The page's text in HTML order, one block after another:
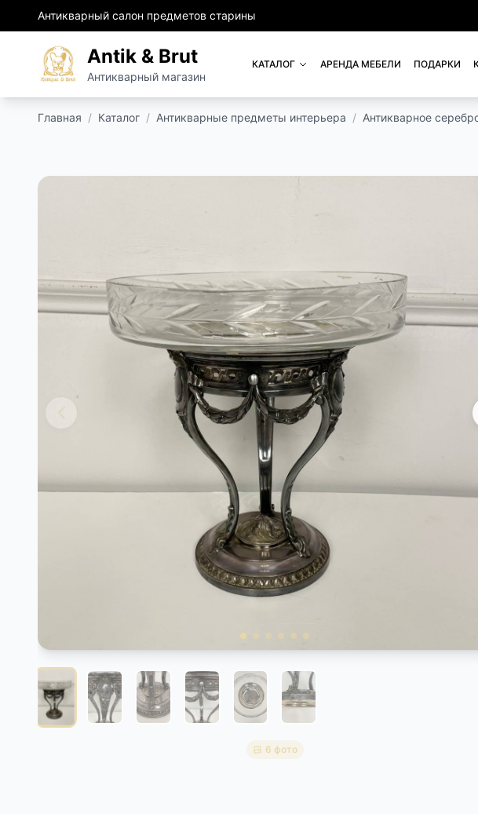
Антикварный салон предметов старины
Antik & Brut
Антикварный магазин
КАТАЛОГ АРЕНДА МЕБЕЛИ ПОДАРКИ
Главная / Каталог / Антикварные предметы интерьера / Антикварное
6 фото